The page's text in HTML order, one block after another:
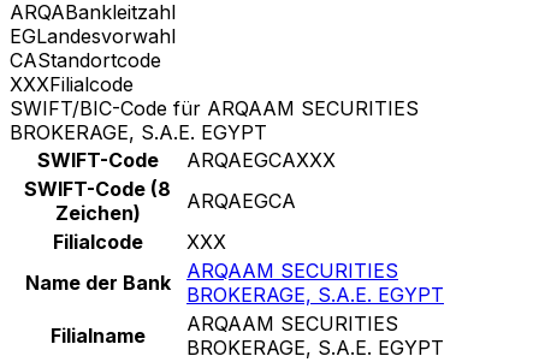
ARQABankleitzahl
EGLandesvorwahl
CAStandortcode
XXXFilialcode
SWIFT/BIC-Code für ARQAAM SECURITIES
BROKERAGE, S.A.E. EGYPT
SWIFT-Code
ARQAEGCAXXX
SWIFT-Code (8
Zeichen)
ARQAEGCA
Filialcode
XXX
Name der Bank
ARQAAM SECURITIES
BROKERAGE, S.A.E. EGYPT
Filialname
ARQAAM SECURITIES
BROKERAGE, S.A.E. EGYPT